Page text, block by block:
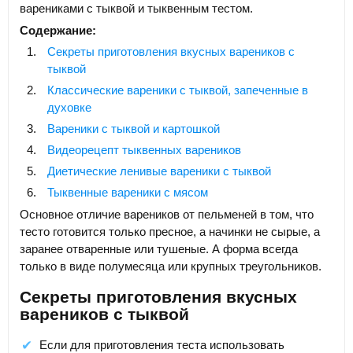
варениками с тыквой и тыквенным тестом.
Содержание:
Секреты приготовления вкусных вареников с
тыквой
Классические вареники с тыквой, запеченные в
духовке
Вареники с тыквой и картошкой
Видеорецепт тыквенных вареников
Диетические ленивые вареники с тыквой
Тыквенные вареники с мясом
Основное отличие вареников от пельменей в том, что
тесто готовится только пресное, а начинки не сырые, а
заранее отваренные или тушеные. А форма всегда
только в виде полумесяца или крупных треугольников.
Секреты приготовления вкусных
вареников с тыквой
Если для приготовления теста использовать